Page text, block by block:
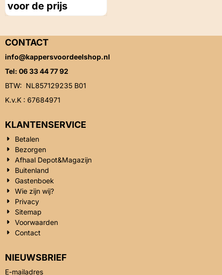
voor de prijs
CONTACT
info@kappersvoordeelshop.nl
Tel: 06 33 44 77 92
BTW: NL857129235 B01
K.v.K : 67684971
KLANTENSERVICE
Betalen
Bezorgen
Afhaal Depot&Magazijn
Buitenland
Gastenboek
Wie zijn wij?
Privacy
Sitemap
Voorwaarden
Contact
NIEUWSBRIEF
E-mailadresVul je e-mailadres in voor de nieuwsbrief